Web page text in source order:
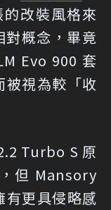
改裝風格來
概念，畢竟
Evo 900 套
被視為較「收
Turbo S 原
但 Mansory
有更具侵略感